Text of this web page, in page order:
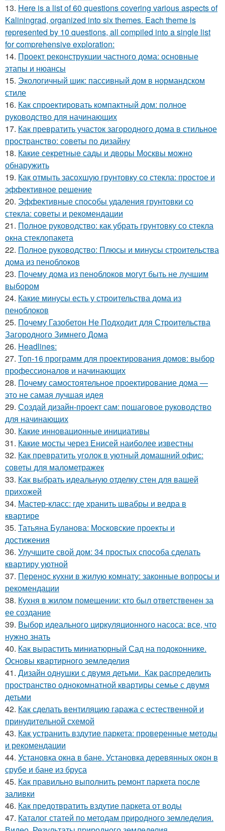
13. Here is a list of 60 questions covering various aspects of
Kaliningrad, organized into six themes. Each theme is
represented by 10 questions, all compiled into a single list
for comprehensive exploration:
14. Проект реконструкции частного дома: основные
этапы и нюансы
15. Экологичный шик: пассивный дом в нормандском
стиле
16. Как спроектировать компактный дом: полное
руководство для начинающих
17. Как превратить участок загородного дома в стильное
пространство: советы по дизайну
18. Какие секретные сады и дворы Москвы можно
обнаружить
19. Как отмыть засохшую грунтовку со стекла: простое и
эффективное решение
20. Эффективные способы удаления грунтовки со
стекла: советы и рекомендации
21. Полное руководство: как убрать грунтовку со стекла
окна стеклопакета
22. Полное руководство: Плюсы и минусы строительства
дома из пеноблоков
23. Почему дома из пеноблоков могут быть не лучшим
выбором
24. Какие минусы есть у строительства дома из
пеноблоков
25. Почему Газобетон Не Подходит для Строительства
Загородного Зимнего Дома
26. Headlines:
27. Топ-16 программ для проектирования домов: выбор
профессионалов и начинающих
28. Почему самостоятельное проектирование дома —
это не самая лучшая идея
29. Создай дизайн-проект сам: пошаговое руководство
для начинающих
30. Какие инновационные инициативы
31. Какие мосты через Енисей наиболее известны
32. Как превратить уголок в уютный домашний офис:
советы для малометражек
33. Как выбрать идеальную отделку стен для вашей
прихожей
34. Мастер-класс: где хранить швабры и ведра в
квартире
35. Татьяна Буланова: Московские проекты и
достижения
36. Улучшите свой дом: 34 простых способа сделать
квартиру уютной
37. Перенос кухни в жилую комнату: законные вопросы и
рекомендации
38. Кухня в жилом помещении: кто был ответственен за
ее создание
39. Выбор идеального циркуляционного насоса: все, что
нужно знать
40. Как вырастить миниатюрный Сад на подоконнике.
Основы квартирного земледелия
41. Дизайн однушки с двумя детьми. Как распределить
пространство однокомнатной квартиры семье с двумя
детьми
42. Как сделать вентиляцию гаража с естественной и
принудительной схемой
43. Как устранить вздутие паркета: проверенные методы
и рекомендации
44. Установка окна в бане. Установка деревянных окон в
срубе и бане из бруса
45. Как правильно выполнить ремонт паркета после
заливки
46. Как предотвратить вздутие паркета от воды
47. Каталог статей по методам природного земледелия.